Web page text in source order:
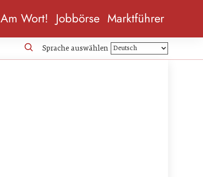
Am Wort! Jobbörse Marktführer
Sprache auswählen